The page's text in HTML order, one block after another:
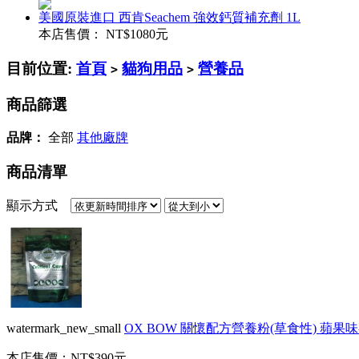
美國原裝進口 西肯Seachem 強效鈣質補充劑 1L
本店售價： NT$1080元
目前位置: 首頁 > 貓狗用品 > 營養品
商品篩選
品牌： 全部 其他廠牌
商品清單
顯示方式
watermark_new_small OX BOW 關懷配方營養粉(草食性) 蘋果味